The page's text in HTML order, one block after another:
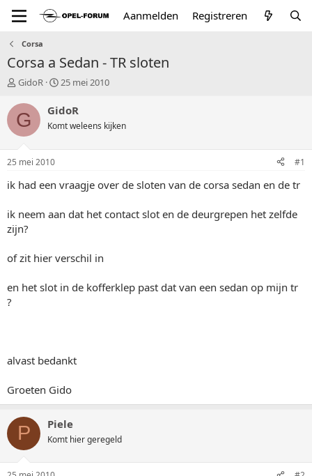
Aanmelden Registreren
Corsa
Corsa a Sedan - TR sloten
T
p
i
a
r
r
GidoR
S
a
t
u
25 mei 2010
G GidoR
Komt weleens kijken
25 mei 2010 #1
ik had een vraagje over de sloten van de corsa sedan en de tr
ik neem aan dat het contact slot en de deurgrepen het zelfde
zijn?
of zit hier verschil in
en het slot in de kofferklep past dat van een sedan op mijn tr
?
alvast bedankt
Groeten Gido
P Piele
Komt hier geregeld